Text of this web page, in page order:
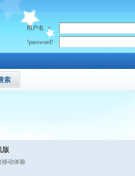
用户名
!password!
索
版
移动体验